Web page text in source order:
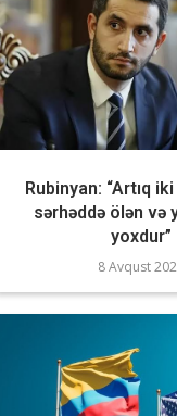
Rubinyan: “Artıq iki
sərhəddə ölən və
yoxdur”
8 Avqust